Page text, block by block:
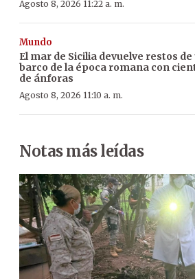
Agosto 8, 2026 11:22 a. m.
Mundo
El mar de Sicilia devuelve restos de
barco de la época romana con
de ánforas
Agosto 8, 2026 11:10 a. m.
Notas más leídas